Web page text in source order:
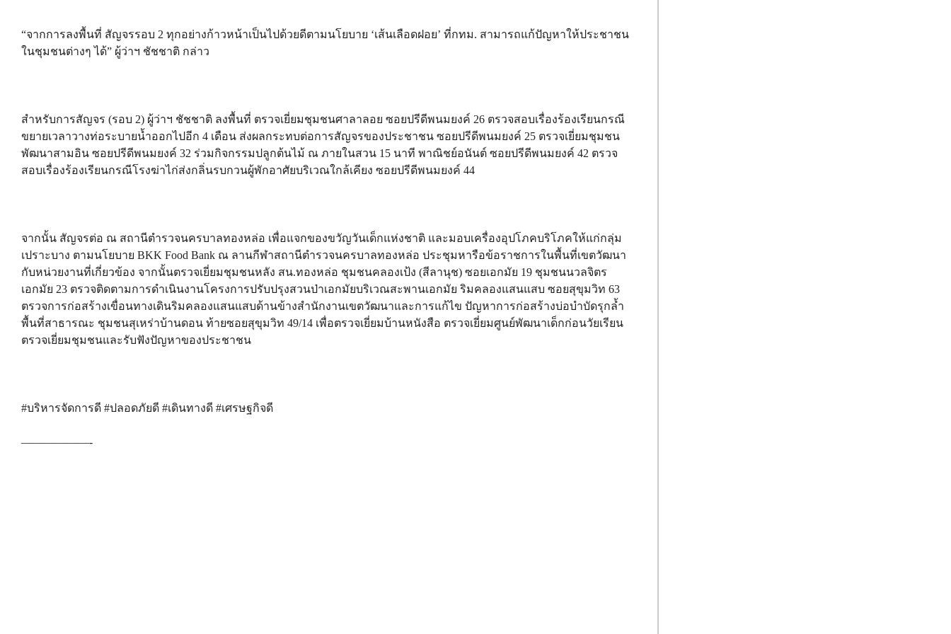
“จากการลงพื้นที่ สัญจรรอบ 2 ทุกอย่างก้าวหน้าเป็นไปด้วยดีตามนโยบาย ‘เส้นเลือดฝอย’ ที่กทม. สามารถแก้ปัญหาให้ประชาชน
ในชุมชนต่างๆ ได้” ผู้ว่าฯ ชัชชาติ กล่าว
สำหรับการสัญจร (รอบ 2) ผู้ว่าฯ ชัชชาติ ลงพื้นที่ ตรวจเยี่ยมชุมชนศาลาลอย ซอยปรีดีพนมยงค์ 26 ตรวจสอบเรื่องร้องเรียนกรณี
ขยายเวลาวางท่อระบายน้ำออกไปอีก 4 เดือน ส่งผลกระทบต่อการสัญจรของประชาชน ซอยปรีดีพนมยงค์ 25 ตรวจเยี่ยมชุมชน
พัฒนาสามอิน ซอยปรีดีพนมยงค์ 32 ร่วมกิจกรรมปลูกต้นไม้ ณ ภายในสวน 15 นาที พาณิชย์อนันต์ ซอยปรีดีพนมยงค์ 42 ตรวจ
สอบเรื่องร้องเรียนกรณีโรงฆ่าไก่ส่งกลิ่นรบกวนผู้พักอาศัยบริเวณใกล้เคียง ซอยปรีดีพนมยงค์ 44
จากนั้น สัญจรต่อ ณ สถานีตํารวจนครบาลทองหล่อ เพื่อแจกของขวัญวันเด็กแห่งชาติ และมอบเครื่องอุปโภคบริโภคให้แก่กลุ่ม
เปราะบาง ตามนโยบาย BKK Food Bank ณ ลานกีฬาสถานีตํารวจนครบาลทองหล่อ ประชุมหารือข้อราชการในพื้นที่เขตวัฒนา
กับหน่วยงานที่เกี่ยวข้อง จากนั้นตรวจเยี่ยมชุมชนหลัง สน.ทองหล่อ ชุมชนคลองเป้ง (สีลานุช) ซอยเอกมัย 19 ชุมชนนวลจิตร
เอกมัย 23 ตรวจติดตามการดําเนินงานโครงการปรับปรุงสวนป่าเอกมัยบริเวณสะพานเอกมัย ริมคลองแสนแสบ ซอยสุขุมวิท 63
ตรวจการก่อสร้างเขื่อนทางเดินริมคลองแสนแสบด้านข้างสํานักงานเขตวัฒนาและการแก้ไข ปัญหาการก่อสร้างบ่อบำบัดรุกล้ำ
พื้นที่สาธารณะ ชุมชนสุเหร่าบ้านดอน ท้ายซอยสุขุมวิท 49/14 เพื่อตรวจเยี่ยมบ้านหนังสือ ตรวจเยี่ยมศูนย์พัฒนาเด็กก่อนวัยเรียน
ตรวจเยี่ยมชุมชนและรับฟังปัญหาของประชาชน
#บริหารจัดการดี #ปลอดภัยดี #เดินทางดี #เศรษฐกิจดี
——————-